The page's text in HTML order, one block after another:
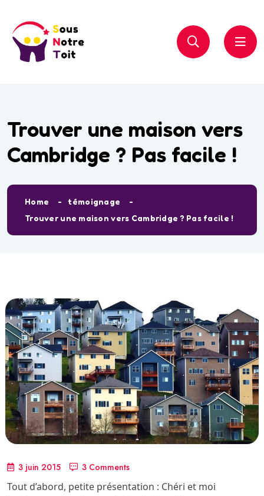
Trouver une maison vers
Cambridge ? Pas facile !
Home
témoignage
Trouver une maison vers Cambridge ? Pas facile !
3 juin 2015 3 Comments
Tout d’abord, petite présentation : Chéri et moi